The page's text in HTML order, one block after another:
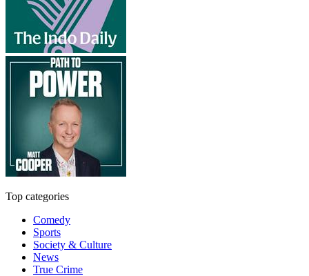
Top categories
Comedy
Sports
Society & Culture
News
True Crime